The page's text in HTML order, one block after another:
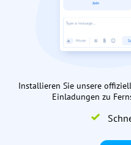
Installieren Sie unsere
Einladungen zu